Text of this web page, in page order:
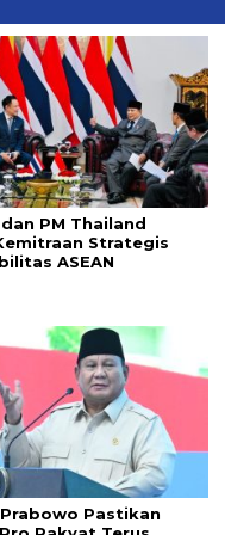
PM Thailand
Strategis
ASEAN
Pastikan